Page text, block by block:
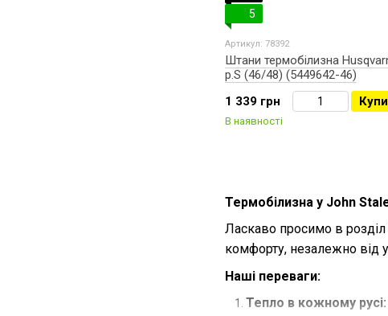
Термобілизна у John
Ласкаво просимо в розділ
комфорту, незалежно від
Наші переваги:
Тепло в кожному русі:
5
Артикул: 78392
Штани термобілизна
р.S (46/48) (5449642-46)
1 339 грн
В наявності